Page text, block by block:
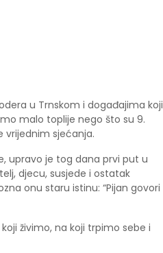
u Trnskom i događajima koji
malo toplije nego što su 9.
vrijednim sjećanja.
upravo je tog dana prvi put u
djecu, susjede i ostatak
onu staru istinu: “Pijan govori
živimo, na koji trpimo sebe i